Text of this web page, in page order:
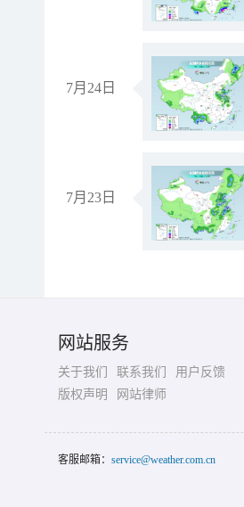
7月24日
7月23日
网站服务
关于我们 联系我们
用户反馈
版权声明
网站律师
客服邮箱： service@weather.com.cn